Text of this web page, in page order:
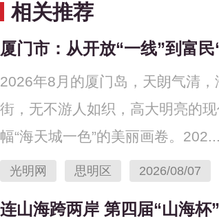
相关推荐
厦门市：从开放“一线”到富
2026年8月的厦门岛，天朗气清
街，无不游人如织，高大明亮的
幅“海天城一色”的美丽画卷。202...
光明网 思明区 2026/08/07
连山海跨两岸 第四届“山海